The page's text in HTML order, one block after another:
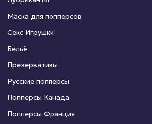
Маска для попперсов
Секс Игрушки
Бельё
Презервативы
Русские попперсы
Попперсы Канада
Попперсы Франция